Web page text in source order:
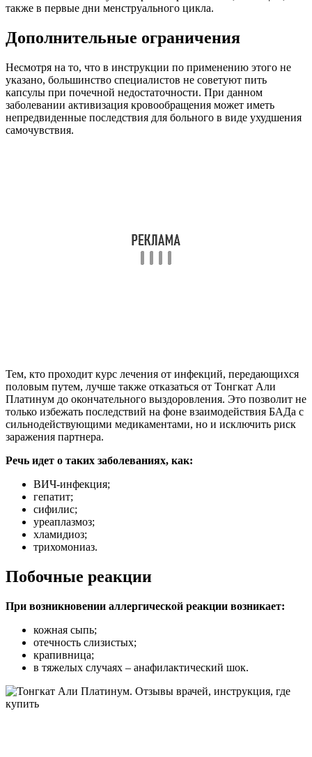
также в первые дни менструального цикла.
Дополнительные ограничения
Несмотря на то, что в инструкции по применению этого не
указано, большинство специалистов не советуют пить
капсулы при почечной недостаточности. При данном
заболевании активизация кровообращения может иметь
непредвиденные последствия для больного в виде ухудшения
самочувствия.
Тем, кто проходит курс лечения от инфекций, передающихся
половым путем, лучше также отказаться от Тонгкат Али
Платинум до окончательного выздоровления. Это позволит не
только избежать последствий на фоне взаимодействия БАДа с
сильнодействующими медикаментами, но и исключить риск
заражения партнера.
Речь идет о таких заболеваниях, как:
ВИЧ-инфекция;
гепатит;
сифилис;
уреаплазмоз;
хламидиоз;
трихомониаз.
Побочные реакции
При возникновении аллергической реакции возникает:
кожная сыпь;
отечность слизистых;
крапивница;
в тяжелых случаях – анафилактический шок.